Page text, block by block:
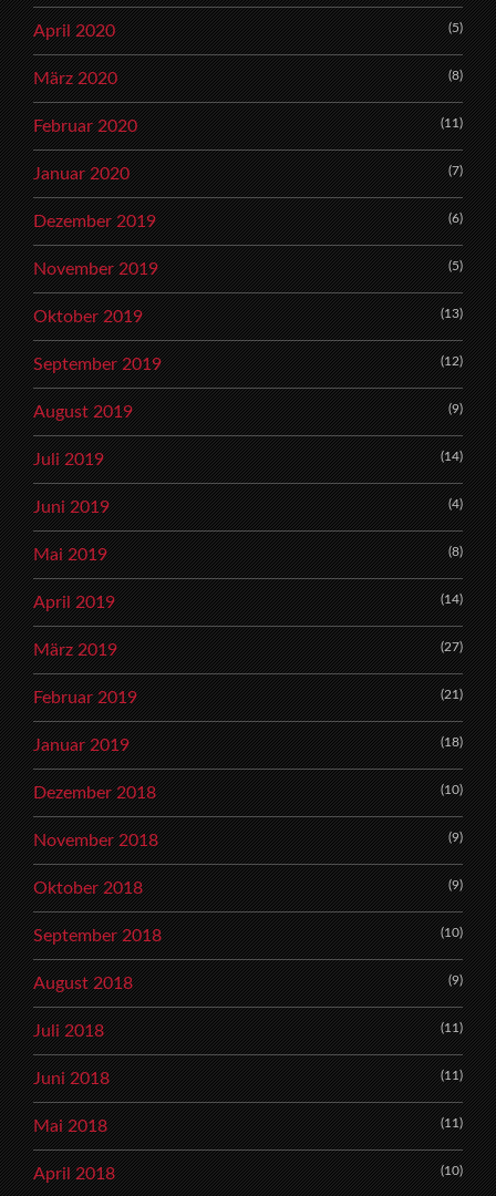
April 2020 (5)
März 2020 (8)
Februar 2020 (11)
Januar 2020 (7)
Dezember 2019 (6)
November 2019 (5)
Oktober 2019 (13)
September 2019 (12)
August 2019 (9)
Juli 2019 (14)
Juni 2019 (4)
Mai 2019 (8)
April 2019 (14)
März 2019 (27)
Februar 2019 (21)
Januar 2019 (18)
Dezember 2018 (10)
November 2018 (9)
Oktober 2018 (9)
September 2018 (10)
August 2018 (9)
Juli 2018 (11)
Juni 2018 (11)
Mai 2018 (11)
April 2018 (10)